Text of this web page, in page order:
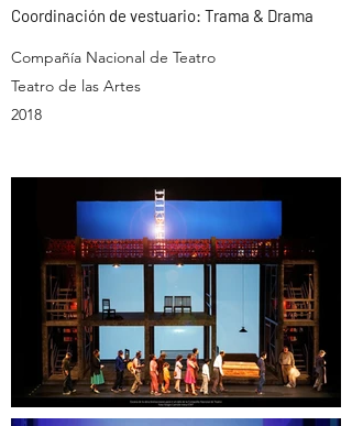
Coordinación de vestuario: Trama & Drama
Compañía Nacional de Teatro
Teatro de las Artes
2018